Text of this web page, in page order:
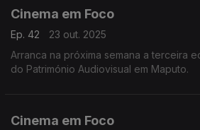
Cinema em Foco
Ep. 42
23 out. 2025
Arranca na próxima semana a terceira
do Património Audiovisual em Maputo.
Cinema em Foco